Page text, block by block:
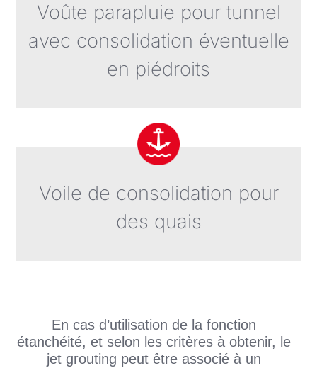
Voûte parapluie pour tunnel
avec consolidation éventuelle
en piédroits
Voile de consolidation pour
des quais
En cas d’utilisation de la fonction
étanchéité, et selon les critères à obtenir, le
jet grouting peut être associé à un